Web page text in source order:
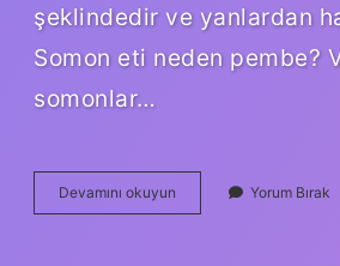
şeklindedir ve yanlardan
Somon eti neden pembe?
somonlar…
Devamını okuyun
Pişince
Yorum Bırak